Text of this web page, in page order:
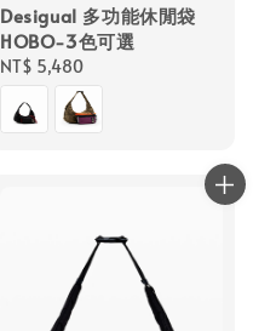
Desigual 多功能休閒袋
HOBO-3色可選
Regular
price
NT$ 5,480